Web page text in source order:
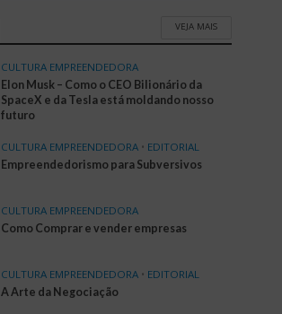
VEJA MAIS
CULTURA EMPREENDEDORA
Elon Musk – Como o CEO Bilionário da
SpaceX e da Tesla está moldando nosso
futuro
CULTURA EMPREENDEDORA • EDITORIAL
Empreendedorismo para Subversivos
CULTURA EMPREENDEDORA
Como Comprar e vender empresas
CULTURA EMPREENDEDORA • EDITORIAL
A Arte da Negociação